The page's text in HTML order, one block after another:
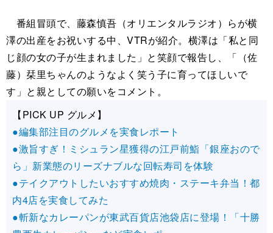
番組冒頭で、藤森慎吾（オリエンタルラジオ）らが横
澤の出産をお祝いする中、VTRが紹介。横澤は「私と同
じ顔の女の子が生まれました」と笑顔で報告し、「（佐
藤）栞里ちゃんのようなよく笑う子に育ってほしいで
す」と親としての願いをコメント。
【PICK UP グルメ】
●編集部注目のグルメを実食レポート
●激旨すぎ！ミシュラン星獲得の江戸前鮨「銀座おので
ら」新業態のリーズナブルな回転寿司を体験
●テイクアウトしたいおすすめ焼肉・ステーキ弁当！都
内4店を実食してみた
●斬新なカレーパンが東武百貨店池袋店に登場！「十勝